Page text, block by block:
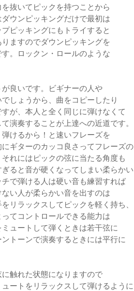
抜いてピックを持つことから
ウンピッキングだけで最初は
ピッキングにもトライすると
ますのでダウンピッキングを
。ロックン・ロールのような
良いです。ビギナーの人や
しょうから、曲をコピーしたり
が、本人と全く同じに弾けなくて
演奏することが上達への近道です。
けるから！と速いフレーズを
ギターのカッコ良さってフレーズの
れにはピックの弦に当たる角度も
ると音が硬くなってしまい柔らかい
で弾ける人は硬い音も練習すれば
い人が柔らかい音を出すのは
リラックスしてピックを軽く持ち、
てコントロールできる能力は
ュートして弾くときは若干弦に
トーンで演奏するときには平行に
触れた状態になりますので
ートをリラックスして弾けるように